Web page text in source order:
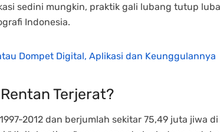
sedini mungkin, praktik gali lubang tutup
Indonesia.
Dompet Digital, Aplikasi dan Keunggulannya
Terjerat?
2012 dan berjumlah sekitar 75,49 juta jiwa di